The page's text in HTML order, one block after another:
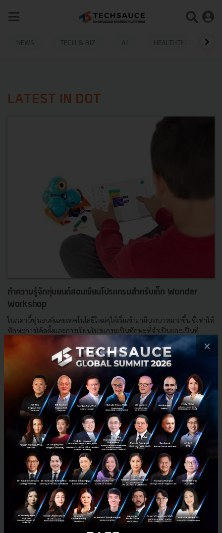
NEWS TECH & BIZ AI HEALTHTECH
LATEST IN DOT
ทำความรู้จักหุ่นยนต์สอนเขียนโปรแกรมสำหรับเด็ก Wonder
Workshop
ในเวลานี้หุ่นยนต์และเทคโนโลยีใหม่ๆได้เริ่มเข้ามามีบทบาทมากขึ้น ซึ่งทำให้
ทักษะการโค้ดดิ้งและการเขียนโปรแกรมเป็นทักษะที่จำเป็นและเป็นที่
ต้องการของตลาดในอัตราที่สูงขึ้น ด้าน Wonder Wo...
กุมภาพันธ์ 28, 2018| ByTechsauce Team
dot cue dash Startup
E-mail :contact@techsauce.co
Tel : 02-001-5375
Mobile : 06-4658-9500
×